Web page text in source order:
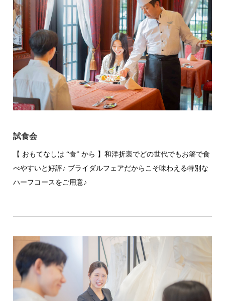
試食会
【 おもてなしは “食” から 】和洋折衷でどの世代でもお箸で食
べやすいと好評♪ ブライダルフェアだからこそ味わえる特別な
ハーフコースをご用意♪